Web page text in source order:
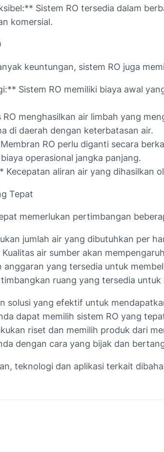
Sistem RO tersedia dalam
komersial.
keuntungan, sistem RO juga
Sistem RO memiliki biaya awal
menghasilkan air limbah yang
di daerah dengan keterbatasan air.
RO perlu diganti secara
operasional jangka panjang.
Kecepatan aliran air yang dihasilkan
Tepat
memerlukan pertimbangan
jumlah air yang dibutuhkan per
air sumber akan
yang tersedia untuk
ruang yang tersedia untuk
solusi yang efektif untuk
dapat memilih sistem RO yang
riset dan memilih produk dari
dengan cara yang bijak dan
teknologi dan aplikasi terkait